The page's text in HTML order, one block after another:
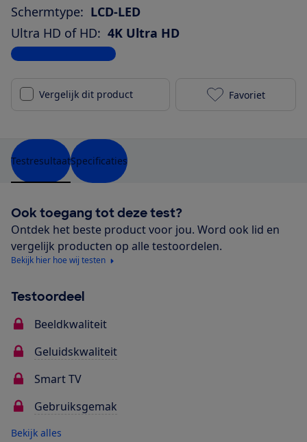
Schermtype: LCD-LED
Ultra HD of HD: 4K Ultra HD
Bekijk alle specificaties
Vergelijk dit product TCL 65C61B
Favoriet
TestresultaatSpecificaties
Ook toegang tot deze test?
Ontdek het beste product voor jou. Word ook lid en
vergelijk producten op alle testoordelen.
Bekijk hier hoe wij testen
Testoordeel
Beeldkwaliteit
Geluidskwaliteit
Smart TV
Gebruiksgemak
Bekijk alles